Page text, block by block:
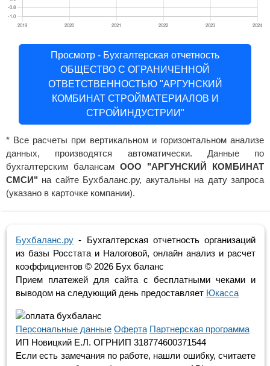
Просмотр - Бухгалтерская отчетность
ОБЩЕСТВО С ОГРАНИЧЕННОЙ
ОТВЕТСТВЕННОСТЬЮ "АРГУНСКИЙ
КОМБИНАТ СТРОЙМАТЕРИАЛОВ И
СТРОЙИНДУСТРИИ"
* Все расчеты при вертикальном и горизонтальном анализе
данных, производятся автоматически. Данные по
бухгалтерским балансам ООО "АРГУНСКИЙ КОМБИНАТ
СМСИ" на сайте Бухбаланс.ру, акутальны на дату запроса
(указано в карточке компании).
Бухбаланс.ру - Бухгалтерская отчетность организаций
из базы Росстата и Налоговой, онлайн анализ и расчет
коэффициентов © 2026 Бух баланс
Прием платежей для сайта с бесплатными чеками и
выводом на следующий день предоставляет Юкасса
Персональные данные Оферта Партнерская программа
ИП Новицкий Е.Л. ОГРНИП 318774600371544
Если есть замечания по работе, нашли ошибку, считаете